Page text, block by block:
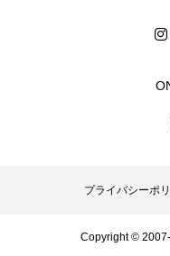
プライバシーポ
Copyright ©